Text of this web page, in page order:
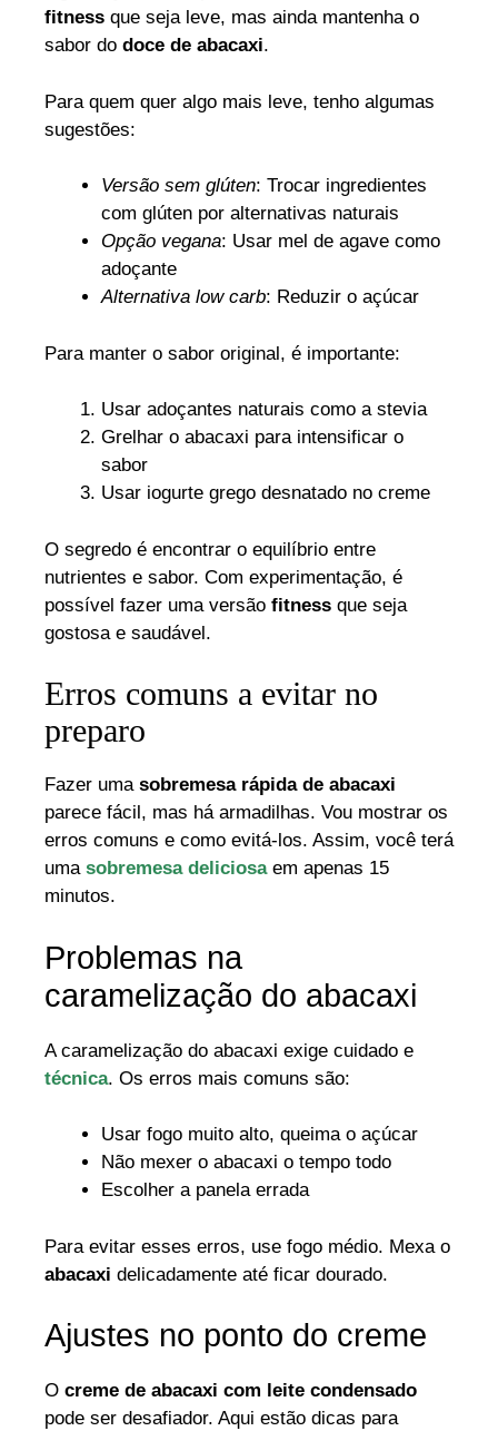
fitness que seja leve, mas ainda mantenha o
sabor do doce de abacaxi.
Para quem quer algo mais leve, tenho algumas
sugestões:
Versão sem glúten: Trocar ingredientes
com glúten por alternativas naturais
Opção vegana: Usar mel de agave como
adoçante
Alternativa low carb: Reduzir o açúcar
Para manter o sabor original, é importante:
Usar adoçantes naturais como a stevia
Grelhar o abacaxi para intensificar o
sabor
Usar iogurte grego desnatado no creme
O segredo é encontrar o equilíbrio entre
nutrientes e sabor. Com experimentação, é
possível fazer uma versão fitness que seja
gostosa e saudável.
Erros comuns a evitar no
preparo
Fazer umasobremesa rápida de abacaxi
parece fácil, mas há armadilhas. Vou mostrar os
erros comuns e como evitá-los. Assim, você terá
uma sobremesa deliciosaem apenas 15
minutos.
Problemas na
caramelização do abacaxi
A caramelização do abacaxi exige cuidado e
técnica. Os erros mais comuns são:
Usar fogo muito alto, queima o açúcar
Não mexer o abacaxi o tempo todo
Escolher a panela errada
Para evitar esses erros, use fogo médio. Mexa o
abacaxi delicadamente até ficar dourado.
Ajustes no ponto do creme
O creme de abacaxi com leite condensado
pode ser desafiador. Aqui estão dicas para